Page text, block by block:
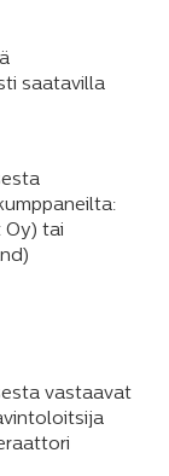
saatavilla
Oy) tai
vastaavat